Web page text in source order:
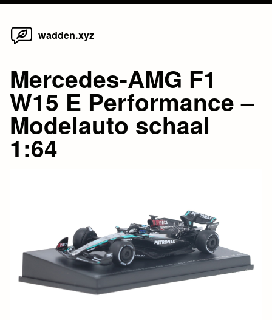
Skip
wadden.xyz
Mercedes-AMG F1
W15 E Performance –
Modelauto schaal
1:64